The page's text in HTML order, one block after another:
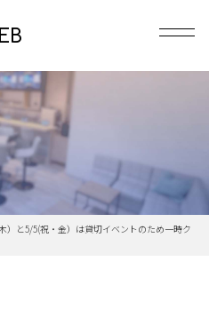
）と5/5(祝・金）は貸切イベントのため一時ク